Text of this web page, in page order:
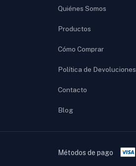
Quiénes Somos
Productos
Cómo Comprar
Política de Devoluciones
Contacto
Blog
Métodos de pago